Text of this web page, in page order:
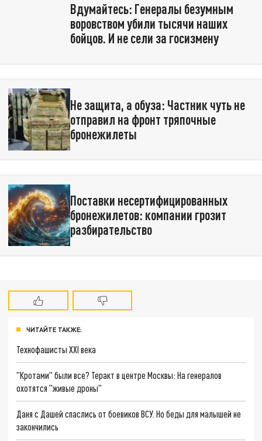
Вдумайтесь: Генералы безумным
воровством убили тысячи наших
бойцов. И не сели за госизмену
Не защита, а обуза: Частник чуть не
отправил на фронт тряпочные
бронежилеты
Поставки несертифицированных
бронежилетов: компании грозит
разбирательство
ЧИТАЙТЕ ТАКЖЕ:
Технофашисты XXI века
"Кротами" были все? Теракт в центре Москвы: На генералов
охотятся "живые дроны"
Даня с Дашей спаслись от боевиков ВСУ. Но беды для малышей не
закончились